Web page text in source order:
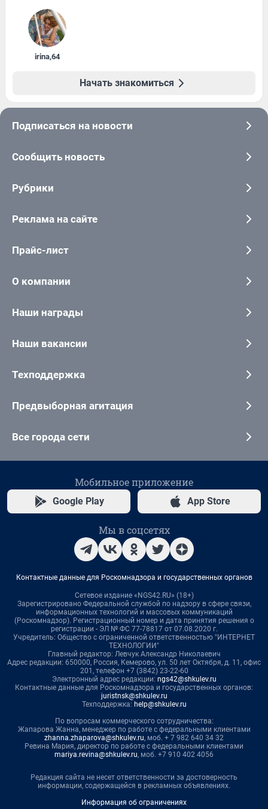
irina,64
Начать знакомиться
Подписаться на новости
Сообщить новость
Рубрики
Реклама на сайте
Прайс-лист
О компании
Наши награды
Наши вакансии
Техподдержка
Предвыборная агитация
Все города сети
Мобильное приложение
Google Play App Store
Мы в соцсетях
Контактные данные для Роскомнадзора и государственных органов
Сетевое издание «NGS42.RU» (18+)
Зарегистрировано Федеральной службой по надзору в сфере связи,
информационных технологий и массовых коммуникаций
(Роскомнадзор). Регистрационный номер и дата принятия решения о
регистрации - ЭЛ № ФС 77-78817 от 07.08.2020 г.
Учредитель: Общество с ограниченной ответственностью "ИНТЕРНЕТ
ТЕХНОЛОГИИ"
Главный редактор: Левчук Александр Николаевич
Адрес редакции: 650000, Россия, Кемерово, ул. 50 лет Октября, д. 11, офис
201, телефон +7 (3842) 23-22-60
Электронный адрес редакции: ngs42@shkulev.ru
Контактные данные для Роскомнадзора и государственных органов:
juristnsk@shkulev.ru
Техподдержка: help@shkulev.ru
По вопросам коммерческого сотрудничества:
Жапарова Жанна, менеджер по работе с федеральными клиентами
zhanna.zhaparova@shkulev.ru, моб. + 7 982 640 34 32
Ревина Мария, директор по работе с федеральными клиентами
mariya.revina@shkulev.ru, моб. +7 910 402 4056
Редакция сайта не несет ответственности за достоверность
информации, содержащейся в рекламных объявлениях.
Информация об ограничениях